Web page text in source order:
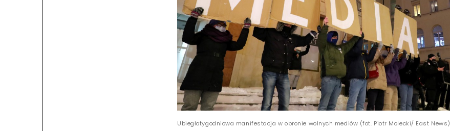
Ubiegłotygodniowa manifestacja w obronie wolnych mediów (fot. Piotr Molecki/ East News)